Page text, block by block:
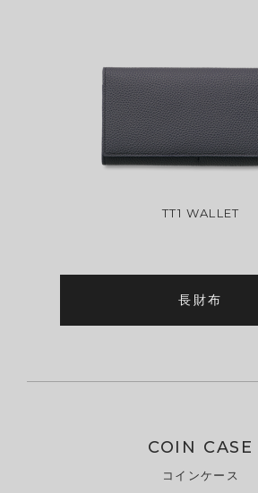
TT1 WALLET
長財布
COIN CASE
コインケース